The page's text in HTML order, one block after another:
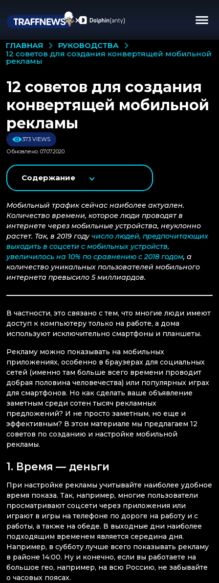
ГЛАВНАЯ
РУКОВОДСТВА
12 советов для создания конвертящей мобильной
рекламы
12 советов для создания
конвертящей мобильной
рекламы
373 VIEWS
Обновлено: 07.07.2020
Содержание
Мобильный трафик сейчас наиболее актуален.
Количество времени, которое люди проводят в
интернете через мобильные устройства, неуклонно
растет. Так, в 2019 годучисло людей, предпочитающих
выходить в соцсети с мобильных устройств,
увеличилось на 10% по сравнению с 2018 годом, а
количество уникальных пользователей мобильного
интернета превысило 5 миллиардов.
В частности, это связано с тем, что многие люди имеют
доступ к компьютеру только на работе, а дома
используют исключительно смартфоны и планшеты.
Рекламу можно показывать на мобильных
приложениях, особенно в браузерах для социальных
сетей (именно там больше всего времени проводит
добрая половина человечества) или популярных играх
для смартфонов. Но как сделать ваше объявление
заметным среди сотен тысяч рекламных
предложений? И не просто заметным, но еще и
эффективным? В этом материале мы предлагаем 12
советов по созданию и настройке мобильной
рекламы.
1. Время — деньги
При настройке рекламы учитывайте наиболее удобное
время показа. Так, например, многие пользователи
просматривают соцсети через приложения или
играют в игры на телефоне по дороге на работу и с
работы, а также на обеде. В выходные дни наиболее
подходящим временем является середина дня.
Например, в субботу лучше всего показывать рекламу
в районе 14:00. Ну и конечно, если вы работаете на
большое гео, например, на всю Россию, не забывайте
о часовых поясах.